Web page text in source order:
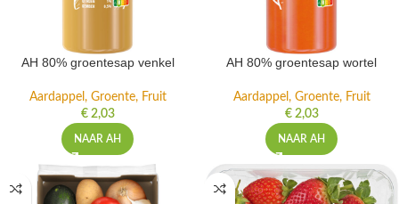
AH 80% groentesap venkel
Aardappel, Groente, Fruit
€2,03
NAAR AH
AH 80% groentesap wortel
Aardappel, Groente, Fruit
€2,03
NAAR AH